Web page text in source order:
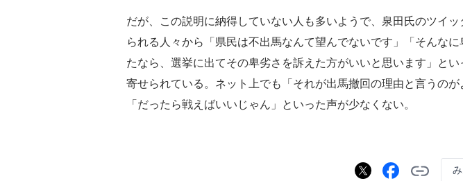
だが、この説明に納得していない人も多いようで、泉田氏のツイ
られる人々から「県民は不出馬なんて望んでないです」「そんなに
たなら、選挙に出てその卑劣さを訴えた方がいいと思います」とい
寄せられている。ネット上でも「それが出馬撤回の理由と言うのが
「だったら戦えばいいじゃん」といった声が少なくない。